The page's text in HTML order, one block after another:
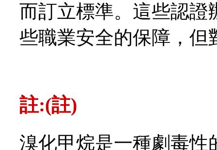
而訂立標準。這些認證
些職業安全的保障，但
註:(註)
溴化甲烷是一種劇毒性